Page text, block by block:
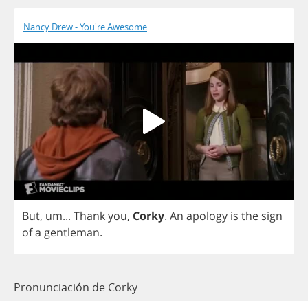
Nancy Drew - You're Awesome
But, um... Thankyou, Corky. An apology is the sign
ofa gentleman.
Pronunciación de Corky